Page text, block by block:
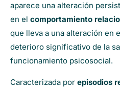
aparece una alteración
en el comportamiento
que lleva a una alteración en
deterioro significativo de la
funcionamiento psicosocial.
Caracterizada por episodios